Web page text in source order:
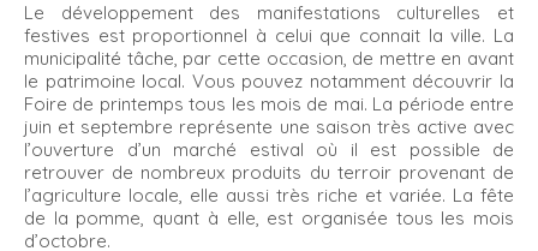
Le développement des manifestations culturelles et
festives est proportionnel à celui que connait la ville. La
municipalité tâche, par cette occasion, de mettre en avant
le patrimoine local. Vous pouvez notamment découvrir la
Foire de printemps tous les mois de mai. La période entre
juin et septembre représente une saison très active avec
l’ouverture d’un marché estival où il est possible de
retrouver de nombreux produits du terroir provenant de
l’agriculture locale, elle aussi très riche et variée. La fête
de la pomme, quant à elle, est organisée tous les mois
d’octobre.